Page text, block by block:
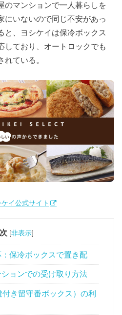
のマンションで一人暮らしを
にいないので同じ不安があっ
と、ヨシケイは保冷ボックス
しており、オートロックでも
ている。
ケイ公式サイト
[非表示]
保冷ボックスで置き配
ョンでの受け取り方法
き留守番ボックス）の利